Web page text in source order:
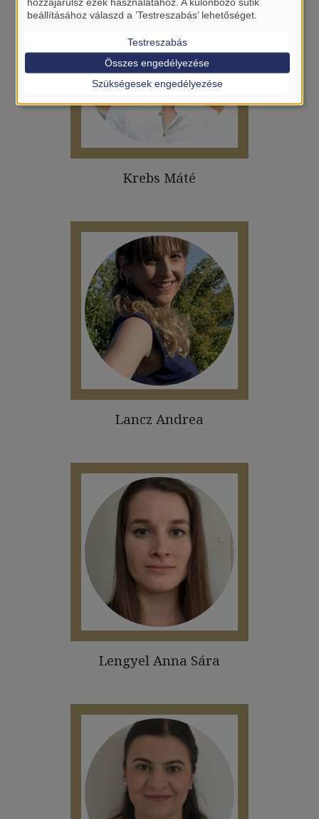
Krebs Máté
Lancz Andrea
Lengyel Anna Sára
beállításához válaszd a ’Testreszabás’ lehetőséget.
Testreszabás
Szükségesek engedélyezése
Összes engedélyezése